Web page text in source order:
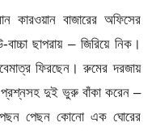
কারওয়ান বাজারের অফিসের
ছাপরায় – জিরিয়ে নিক।
ফিরছেন। রুমের দরজায়
প্রশ্নসহ দুই ভুরু বাঁকা করেন –
পেছন কোনো এক ঘোরের